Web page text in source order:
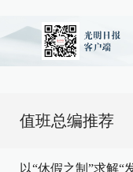
值班总编推荐
以“休假之制”求解“